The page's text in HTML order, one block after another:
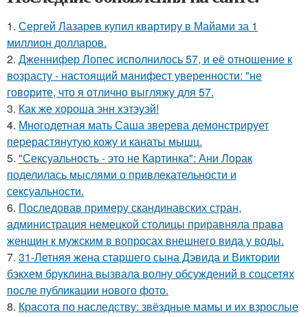
1. Сергей Лазарев купил квартиру в Майами за 1
миллион долларов.
2. Дженнифер Лопес исполнилось 57, и её отношение к
возрасту - настоящий манифест уверенности: "не
говорите, что я отлично выгляжу для 57.
3. Как же хороша энн хэтэуэй!
4. Многодетная мать Саша зверева демонстрирует
перерастянутую кожу и канаты мышц.
5. "Сексуальность - это не Картинка": Ани Лорак
поделилась мыслями о привлекательности и
сексуальности.
6. Последовав примеру скандинавских стран,
администрация немецкой столицы приравняла права
женщин к мужским в вопросах внешнего вида у воды.
7. 31-Летняя жена старшего сына Дэвида и Виктории
бэкхем бруклина вызвала волну обсуждений в соцсетях
после публикации нового фото.
8. Красота по наследству: звёздные мамы и их взрослые